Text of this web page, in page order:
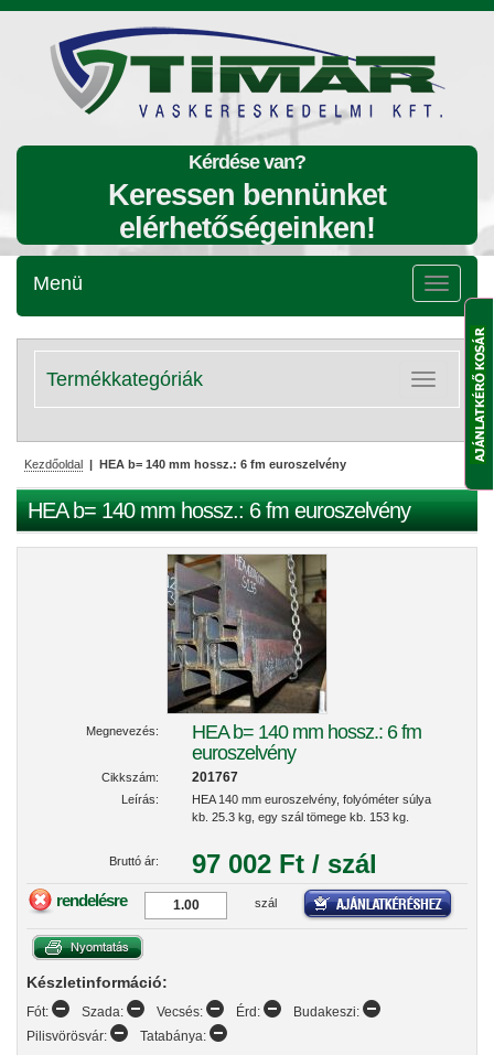
Kérdése van?
Keressen bennünket
elérhetőségeinken!
Menü
Menü
Kategóriák
lenyitása
Termékkategóriák
Kezdőoldal | HEA b= 140 mm hossz.: 6 fm euroszelvény
HEA b= 140 mm hossz.: 6 fm euroszelvény
Megnevezés:
HEA b= 140 mm hossz.: 6 fm
euroszelvény
Cikkszám: 201767
Leírás:
HEA 140 mm euroszelvény, folyóméter súlya
kb. 25.3 kg, egy szál tömege kb. 153 kg.
Bruttó ár: 97 002 Ft / szál
rendelésre szál
Készletinformáció:
Fót: Szada: Vecsés: Érd:
Budakeszi:
Pilisvörösvár:
Tatabánya: